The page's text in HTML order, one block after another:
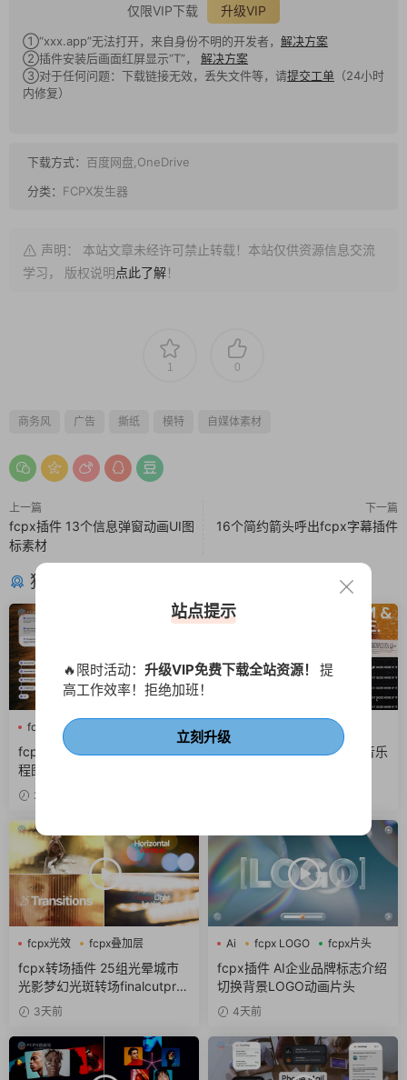
仅限VIP下载
升级VIP
①“xxx.app”无法打开，来自身份不明的开发者， 解决方案
②插件安装后画面红屏显示“T”， 解决方案
③对于任何问题：下载链接无效，丢失文件等，请提交工单 （24小时
内修复）
下载方式： 百度网盘,OneDrive
分类： FCPX发生器
声明： 本站文章未经许可禁止转载！本站仅供资源信息交流
学习， 版权说明点此了解！
1 0
商务风 广告 撕纸 模特 自媒体素材
上一篇
fcpx插件 13个信息弹窗动画UI图
标素材
下一篇
16个简约箭头呼出fcpx字幕插件
猜你喜欢
fcpx字幕
fcpx插件 6组互联网Ui动效流
程图窗口组件界面
2小时前
fcpx快剪 故障风
fcpx插件 酷炫街头风摇滚音乐
fcpx光效
fcpx叠加层
fcpx图形动画
fcpx转场插件 25组光晕城市
光影梦幻光斑转场finalcutpro
插件3天前
Ai fcpx LOGO fcpx片头
fcpx插件 AI企业品牌标志介绍
切换背景LOGO动画片头
4天前
站点提示
🔥限时活动： 升级VIP免费下载全站资源！ 提
高工作效率！拒绝加班！
立刻升级